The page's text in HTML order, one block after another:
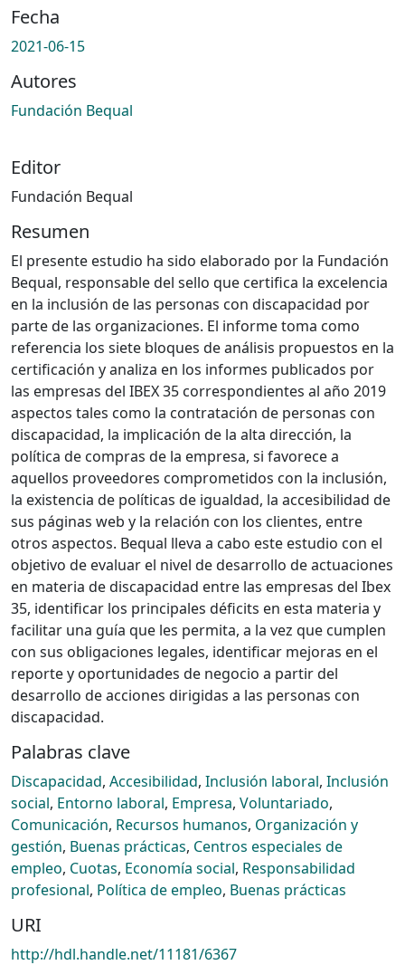
Fecha
2021-06-15
Autores
Fundación Bequal
Editor
Fundación Bequal
Resumen
El presente estudio ha sido elaborado por la Fundación
Bequal, responsable del sello que certifica la excelencia
en la inclusión de las personas con discapacidad por
parte de las organizaciones. El informe toma como
referencia los siete bloques de análisis propuestos en la
certificación y analiza en los informes publicados por
las empresas del IBEX 35 correspondientes al año 2019
aspectos tales como la contratación de personas con
discapacidad, la implicación de la alta dirección, la
política de compras de la empresa, si favorece a
aquellos proveedores comprometidos con la inclusión,
la existencia de políticas de igualdad, la accesibilidad de
sus páginas web y la relación con los clientes, entre
otros aspectos. Bequal lleva a cabo este estudio con el
objetivo de evaluar el nivel de desarrollo de actuaciones
en materia de discapacidad entre las empresas del Ibex
35, identificar los principales déficits en esta materia y
facilitar una guía que les permita, a la vez que cumplen
con sus obligaciones legales, identificar mejoras en el
reporte y oportunidades de negocio a partir del
desarrollo de acciones dirigidas a las personas con
discapacidad.
Palabras clave
Discapacidad, Accesibilidad, Inclusión laboral, Inclusión
social, Entorno laboral, Empresa, Voluntariado,
Comunicación, Recursos humanos, Organización y
gestión, Buenas prácticas, Centros especiales de
empleo, Cuotas, Economía social, Responsabilidad
profesional, Política de empleo, Buenas prácticas
URI
http://hdl.handle.net/11181/6367